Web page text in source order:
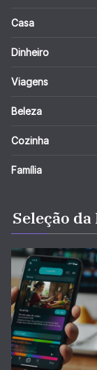
Casa
Dinheiro
Viagens
Beleza
Cozinha
Família
Seleção da